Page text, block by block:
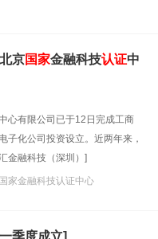
京国家金融科技认证中
心有限公司已于12日完成工商
子化公司投资设立。近两年来，
金融科技（深圳）]
家金融科技认证中心
季度成立]